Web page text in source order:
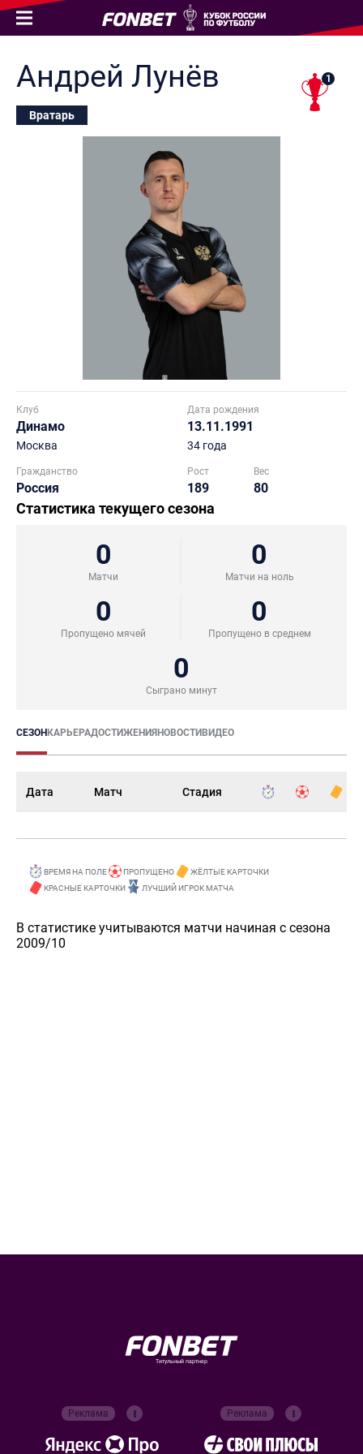
Андрей Лунёв 1
Вратарь
Клуб
Динамо
Москва
Дата рождения
13.11.1991
34 года
Гражданство
Россия
Рост
189
Вес
80
Статистика текущего сезона
0
Матчи
0
Матчи на ноль
0
Пропущено мячей
0
Пропущено в среднем
0
Сыграно минут
СЕЗОНКАРЬЕРАДОСТИЖЕНИЯНОВОСТИВИДЕО
Дата Матч Стадия
ВРЕМЯ НА ПОЛЕ ПРОПУЩЕНО
ЖЁЛТЫЕ КАРТОЧКИ
КРАСНЫЕ КАРТОЧКИ
ЛУЧШИЙ ИГРОК МАТЧА
В статистике учитываются матчи начиная с сезона
2009/10
Титульный партнер
Реклама Реклама